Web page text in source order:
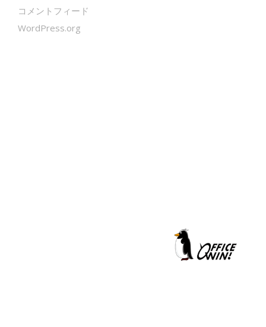
コメントフィード
WordPress.org